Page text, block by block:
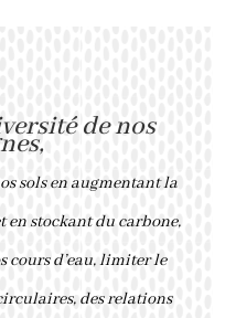
de nos
sols en augmentant la
en stockant du carbone,
cours d’eau, limiter le
des relations